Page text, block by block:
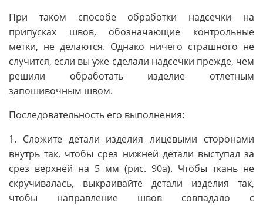
При таком способе обработки надсечки на
припусках швов, обозначающие контрольные
метки, не делаются. Однако ничего страшного не
случится, если вы уже сделали надсечки прежде, чем
решили обработать изделие отлетным
запошивочным швом.
Последовательность его выполнения:
1. Сложите детали изделия лицевыми сторонами
внутрь так, чтобы срез нижней детали выступал за
срез верхней на 5 мм (рис. 90а). Чтобы ткань не
скручивалась, выкраивайте детали изделия так,
чтобы направление швов совпадало с